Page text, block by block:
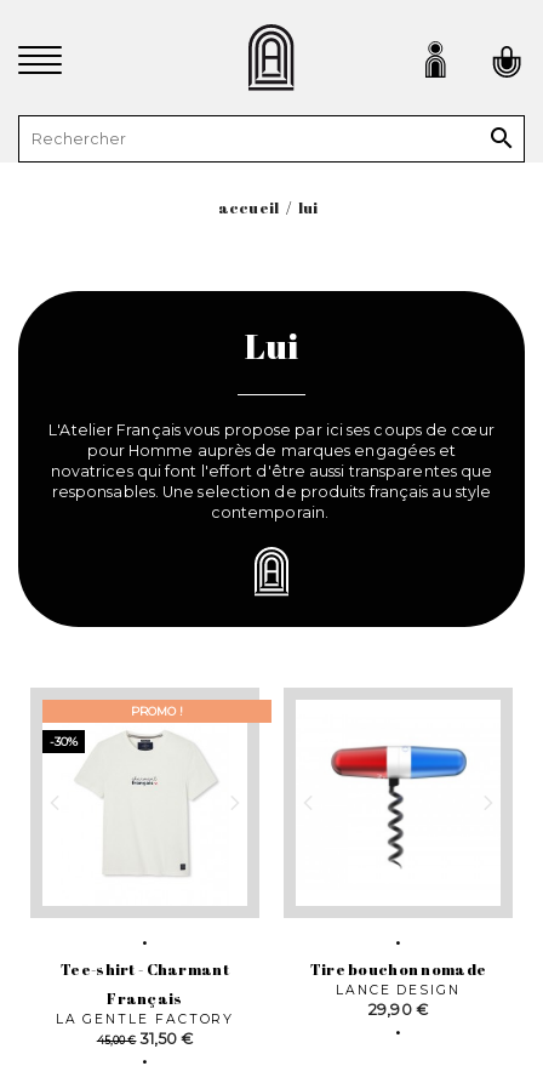

accueil lui
Lui
L'Atelier Français vous propose par ici ses coups de cœur
pour Homme auprès de marques engagées et
novatrices qui font l'effort d'être aussi transparentes que
responsables. Une selection de produits français au style
contemporain.
Tee-shirt - Charmant
Français
LA GENTLE FACTORY
Prix
45,00 € Prix
31,50 €
PROMO !
-30%
Tire bouchon nomade
LANCE DESIGN
Prix
29,90 €